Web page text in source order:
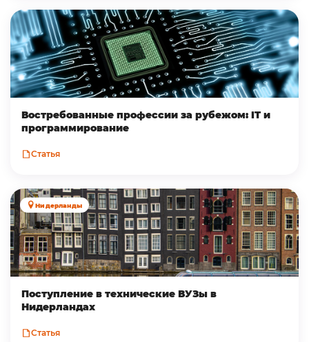
Востребованные профессии за рубежом: IT и
программирование
Статья
Нидерланды
Поступление в технические ВУЗы в
Нидерландах
Статья